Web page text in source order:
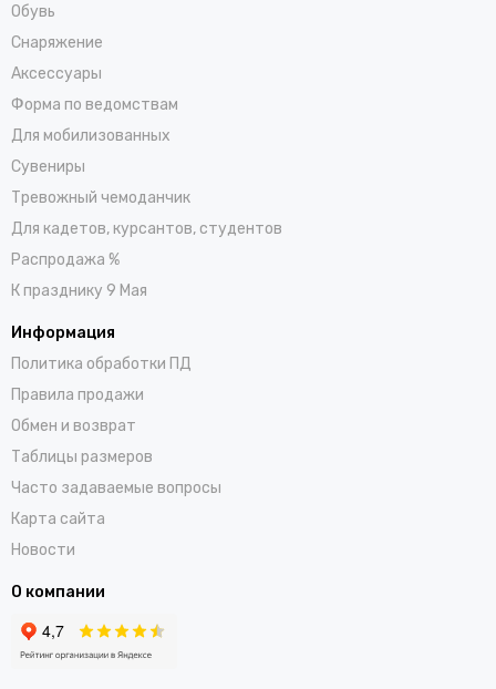
Обувь
Снаряжение
Аксессуары
Форма по ведомствам
Для мобилизованных
Сувениры
Тревожный чемоданчик
Для кадетов, курсантов, студентов
Распродажа %
К празднику 9 Мая
Информация
Политика обработки ПД
Правила продажи
Обмен и возврат
Таблицы размеров
Часто задаваемые вопросы
Карта сайта
Новости
О компании